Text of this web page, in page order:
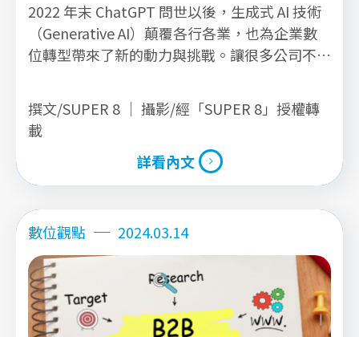
2022 年末 ChatGPT 問世以後，生成式 AI 技術
（Generative AI）顛覆各行各業，也為企業數
位轉型帶來了新的動力與挑戰。讓很多公司不得
首位，因為生成式 AI 將會是下一個讓領先者和
落後者之間的差距愈拉愈大的關鍵技術。
撰文/SUPER 8 ｜ 攝影/經「SUPER 8」授權轉
載
詳看內文
數位觀點
2024.03.14